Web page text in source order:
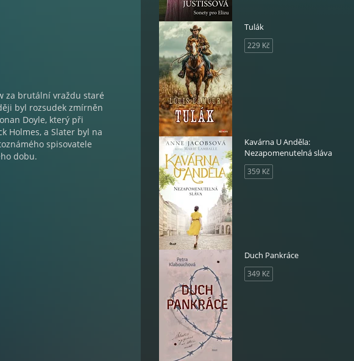
za brutální vraždu staré
byl rozsudek zmírněn
Doyle, který při
Holmes, a Slater byl na
spisovatele
dobu.
Tulák
229 Kč
Kavárna U Anděla:
Nezapomenutelná sláva
359 Kč
Duch Pankráce
349 Kč